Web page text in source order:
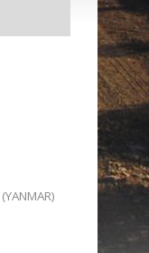
(YANMAR)